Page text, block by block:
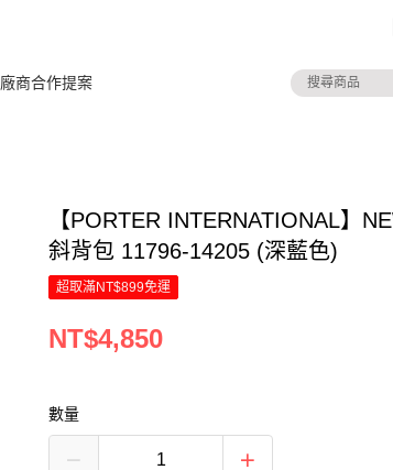
廠商合作提案
【PORTER INTERNATIONAL】
斜背包 11796-14205 (深藍色)
超取滿NT$899免運
NT$4,850
數量